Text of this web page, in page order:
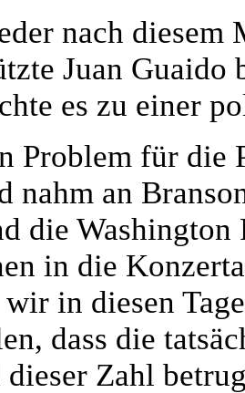
nach diesem
Juan Guaido
es zu einer
Problem für die
nahm an
die Washington
in die
in diesen
dass die
dieser Zahl